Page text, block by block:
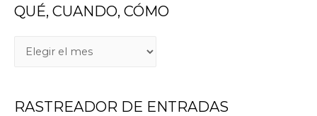
QUÉ, CUANDO, CÓMO
RASTREADOR DE ENTRADAS